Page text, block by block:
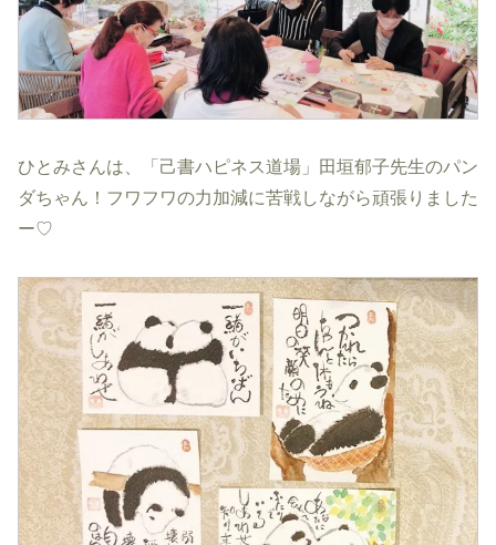
ひとみさんは、「己書ハピネス道場」田垣郁子先生のパン
ダちゃん！フワフワの力加減に苦戦しながら頑張りました
ー♡